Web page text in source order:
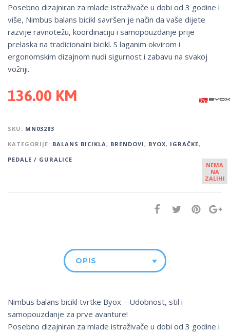
Posebno dizajniran za mlade istraživače u dobi od 3 godine i
više, Nimbus balans bicikl savršen je način da vaše dijete
razvije ravnotežu, koordinaciju i samopouzdanje prije
prelaska na tradicionalni bicikl. S laganim okvirom i
ergonomskim dizajnom nudi sigurnost i zabavu na svakoj
vožnji.
136.00 KM
SKU: MN03283
KATEGORIJE: BALANS BICIKLA, BRENDOVI, BYOX, IGRAČKE,
PEDALE / GURALICE
NEMA
NA
ZALIHI
OPIS
Nimbus balans bicikl tvrtke Byox – Udobnost, stil i
samopouzdanje za prve avanture!
Posebno dizajniran za mlade istraživače u dobi od 3 godine i